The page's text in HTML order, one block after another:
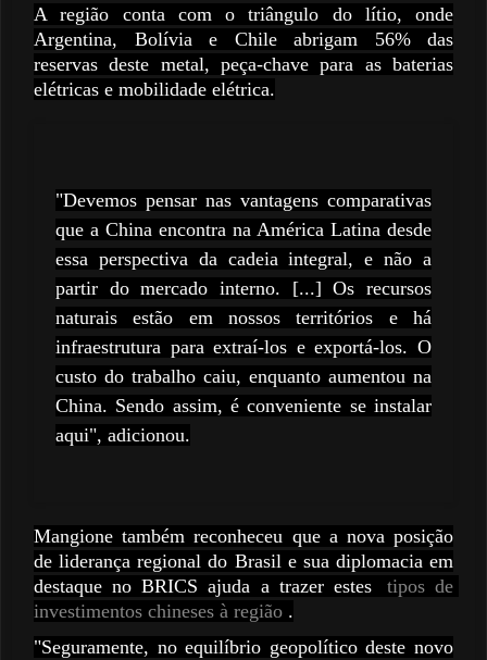
A região conta com o triângulo do lítio, onde
Argentina, Bolívia e Chile abrigam 56% das
reservas deste metal, peça-chave para as baterias
elétricas e mobilidade elétrica.
"Devemos pensar nas vantagens comparativas
que a China encontra na América Latina desde
essa perspectiva da cadeia integral, e não a
partir do mercado interno. [...] Os recursos
naturais estão em nossos territórios e há
infraestrutura para extraí-los e exportá-los. O
custo do trabalho caiu, enquanto aumentou na
China. Sendo assim, é conveniente se instalar
aqui", adicionou.
Mangione também reconheceu que a nova posição
de liderança regional do Brasil e sua diplomacia em
destaque no BRICS ajuda a trazer estes
tipos de
investimentos chineses à região .
"Seguramente, no equilíbrio geopolítico deste novo